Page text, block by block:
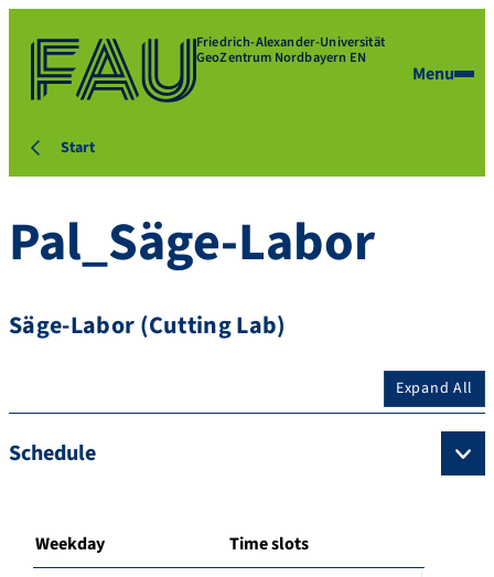
Friedrich-Alexander-Universität
GeoZentrum Nordbayern EN
Menu
Start
Pal_Säge-Labor
Säge-Labor (Cutting Lab)
Expand All
Schedule
Weekday Time slots